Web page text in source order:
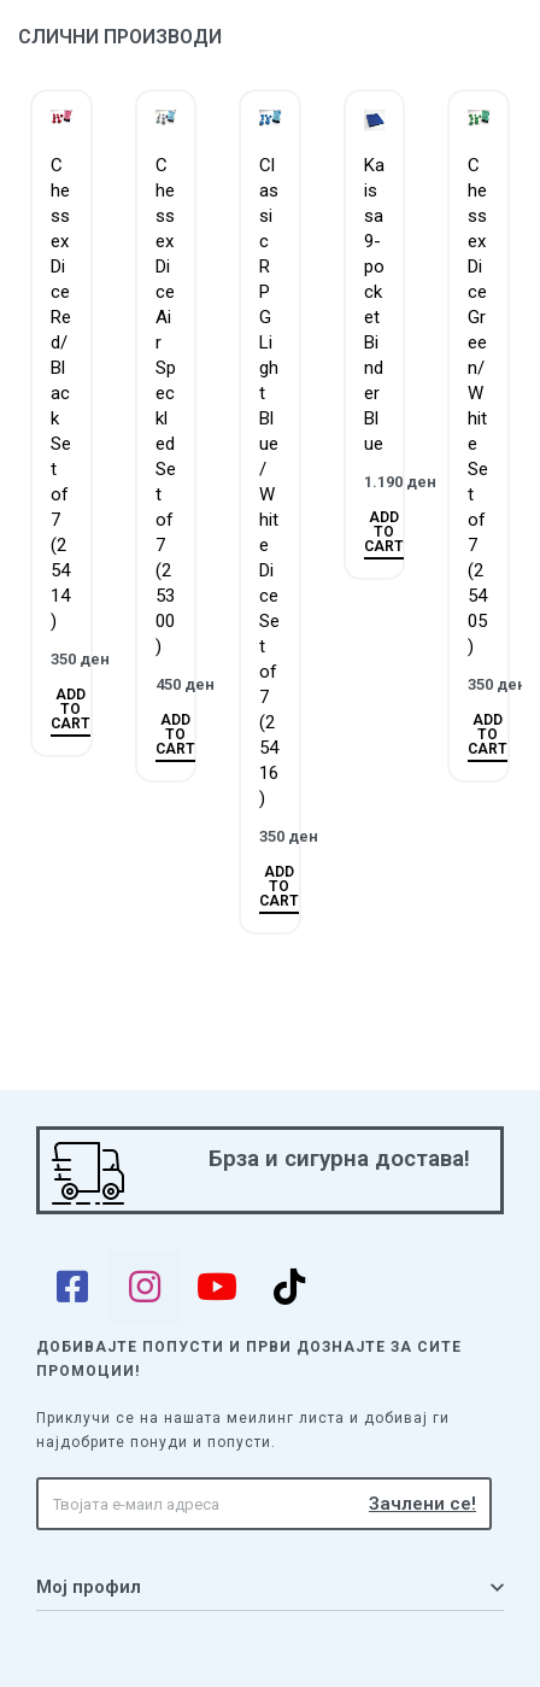
СЛИЧНИ ПРОИЗВОДИ
C
he
ss
ex
Di
ce
Re
d/
Bl
ac
k
Se
t
of
7
(2
54
14
)
350 ден
ADD
TO
CART
C
he
ss
ex
Di
ce
Ai
r
Sp
ec
kl
ed
Se
t
of
7
(2
53
00
)
450 ден
ADD
TO
CART
Cl
as
si
c
R
P
G
Li
gh
t
Bl
ue
/
W
hit
e
Di
ce
Se
t
of
7
(2
54
16
)
350 ден
ADD
TO
CART
Ka
is
sa
9-
po
ck
et
Bi
nd
er
Bl
ue
1.190 ден
ADD
TO
CART
C
he
ss
ex
Di
ce
Gr
ee
n/
W
hit
e
Se
t
of
7
(2
54
05
)
350 ден
ADD
TO
CART
Брза и сигурна достава!
ДОБИВАЈТЕ ПОПУСТИ И ПРВИ ДОЗНАЈТЕ ЗА СИТЕ
ПРОМОЦИИ!
Приклучи се на нашата меилинг листа и добивај ги
најдобрите понуди и попусти.
Мој профил